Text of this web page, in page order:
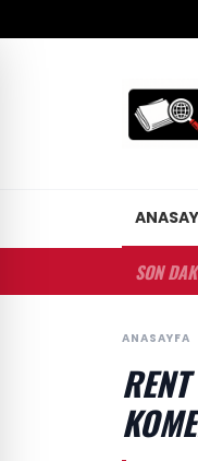
SON
ANASAYFA